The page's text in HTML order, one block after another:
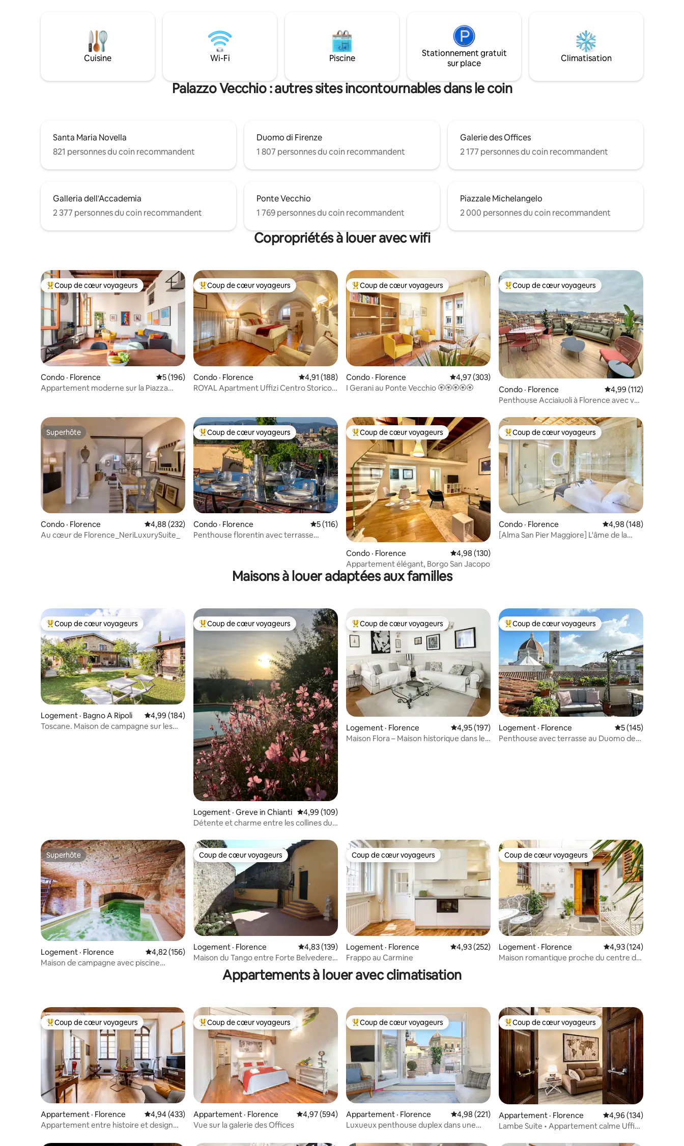
quelques pas des Offices et des
principaux sites touristiques de la ville,
tous facilement accessibles à pied. Le
refuge idéal pour découvrir la vie urbaine
avoir du bruit causé par les touristes, ce
n'est pas prévisible.
laissé une belle impression durable dans
votre vie.
photo et vivez une émotion unique à SJ
Cuisine Wi-Fi Piscine
Stationnement gratuit
sur place
Climatisation
Palazzo Vecchio : autres sites incontournables dans le coin
Santa Maria Novella
821 personnes du coin recommandent
Duomo di Firenze
1 807 personnes du coin recommandent
Galerie des Offices
2 177 personnes du coin recommandent
Galleria dell'Accademia
2 377 personnes du coin recommandent
Ponte Vecchio
1 769 personnes du coin recommandent
Piazzale Michelangelo
2 000 personnes du coin recommandent
Copropriétés à louer avec wifi
Coup de cœur voyageurs parmi les plus aimés
Coup de cœur voyageurs
Condo · Florence Note moyenne de 5 sur 5, 196 commentaires
5 (196)
Appartement moderne sur la Piazza
Coup de cœur voyageurs parmi les plus aimés
Coup de cœur voyageurs
Condo · Florence Note moyenne de 4,91 sur 5, 188 commentaires
4,91 (188)
ROYAL Apartment Uffizi Centro Storico
Coup de cœur voyageurs parmi les plus aimés
Coup de cœur voyageurs
Condo · Florence Note moyenne de 4,97 sur 5, 303 commentaires
4,97 (303)
I Gerani au Ponte Vecchio 🏵🏵🏵🏵🏵
Coup de cœur voyageurs parmi les plus aimés
Coup de cœur voyageurs
Condo · Florence Note moyenne de
4,99 (112)
Penthouse Acciaiuoli à Florence avec vue
Superhôte
Superhôte
Condo · Florence Note moyenne de 4,88 sur 5, 232 commentaires
4,88 (232)
Au cœur de Florence_NeriLuxurySuite_
Coup de cœur voyageurs parmi les plus aimés
Coup de cœur voyageurs
Condo · Florence Note moyenne de 5 sur 5, 116 commentaires
5 (116)
Penthouse florentin avec terrasse
Coup de cœur voyageurs parmi les plus aimés
Coup de cœur voyageurs
Condo · Florence Note moyenne de 4,98 sur 5, 130 commentaires
4,98 (130)
Appartement élégant, Borgo San Jacopo
Coup de cœur voyageurs parmi les plus aimés
Coup de cœur voyageurs
Condo · Florence Note moyenne de
4,98 (148)
[Alma San Pier Maggiore] L'âme de la
Maisons à louer adaptées aux familles
Coup de cœur voyageurs parmi les plus aimés
Coup de cœur voyageurs
Logement · Bagno A Ripoli Note moyenne de 4,99 sur 5, 184 commentaires
4,99 (184)
Toscane. Maison de campagne sur les
Coup de cœur voyageurs parmi les plus aimés
Coup de cœur voyageurs
Logement · Greve in Chianti Note moyenne de 4,99 sur 5, 109 commentaires
4,99 (109)
Détente et charme entre les collines du
Coup de cœur voyageurs parmi les plus aimés
Coup de cœur voyageurs
Logement · Florence Note moyenne de 4,95 sur 5, 197 commentaires
4,95 (197)
Maison Flora – Maison historique dans le
Coup de cœur voyageurs parmi les plus aimés
Coup de cœur voyageurs
Logement · Florence Note moyenne de
5 (145)
Penthouse avec terrasse au Duomo de
Superhôte
Superhôte
Logement · Florence Note moyenne de 4,82 sur 5, 156 commentaires
4,82 (156)
Maison de campagne avec piscine
Coup de cœur voyageurs
Coup de cœur voyageurs
Logement · Florence Note moyenne de 4,83 sur 5, 139 commentaires
4,83 (139)
Maison du Tango entre Forte Belvedere
Coup de cœur voyageurs
Coup de cœur voyageurs
Logement · Florence Note moyenne de 4,93 sur 5, 252 commentaires
4,93 (252)
Frappo au Carmine
Coup de cœur voyageurs
Coup de cœur voyageurs
Logement · Florence Note moyenne de
4,93 (124)
Maison romantique proche du centre de
Appartements à louer avec climatisation
Coup de cœur voyageurs parmi les plus aimés
Coup de cœur voyageurs
Appartement · Florence Note moyenne de 4,94 sur 5, 433 commentaires
4,94 (433)
Appartement entre histoire et design
Coup de cœur voyageurs parmi les plus aimés
Coup de cœur voyageurs
Appartement · Florence Note moyenne de 4,97 sur 5, 594 commentaires
4,97 (594)
Vue sur la galerie des Offices
Coup de cœur voyageurs parmi les plus aimés
Coup de cœur voyageurs
Appartement · Florence Note moyenne de 4,98 sur 5, 221 commentaires
4,98 (221)
Luxueux penthouse duplex dans une
Coup de cœur voyageurs parmi les plus aimés
Coup de cœur voyageurs
Appartement · Florence Note moyenne de
4,96 (134)
Lambe Suite • Appartement calme Uffizi